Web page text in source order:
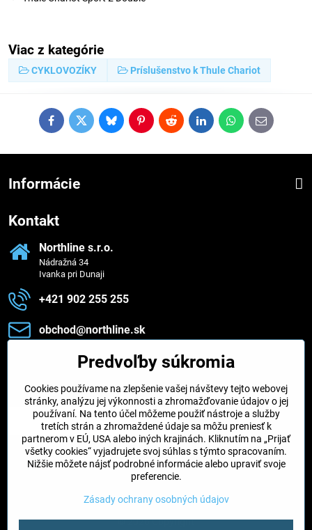
Viac z kategórie
CYKLOVOZÍKY Príslušenstvo k Thule Chariot
FacebookTwitterBlueskyPinterestRedditLinkedInWhatsApp
E-
mail
Informácie
Kontakt
Northline s​.r​.o​.
Nádražná 34
Ivanka pri Dunaji
+421 902 255 255
obchod​@northline​.sk
Zavoláme vám späť
Váš telefón *
©2026Copyright
Predvoľby súkromia
Cookies používame na zlepšenie vašej návštevy tejto webovej
stránky, analýzu jej výkonnosti a zhromažďovanie údajov o jej
používaní. Na tento účel môžeme použiť nástroje a služby
tretích strán a zhromaždené údaje sa môžu preniesť k
partnerom v EÚ, USA alebo iných krajinách. Kliknutím na „Prijať
všetky cookies“ vyjadrujete svoj súhlas s týmto spracovaním.
Nižšie môžete nájsť podrobné informácie alebo upraviť svoje
preferencie.
Zásady ochrany osobných údajov